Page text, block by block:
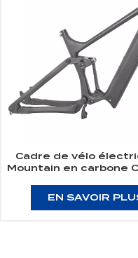
Cadre de vélo
Mountain en carbone
complète en carbone
EP801
EN SAVOIR